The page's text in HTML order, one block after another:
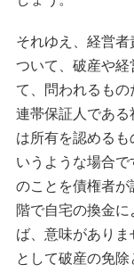
それゆえ、経営
ついて、破産や
て、問われるもの
連帯保証人であ
は所有を認める
いうような場合
のことを債権者
階で自宅の換金
ば、意味があり
として破産の免